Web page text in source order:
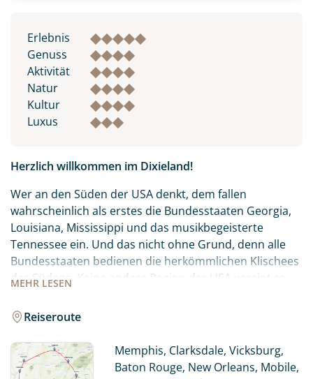
Erlebnis
Genuss
Aktivität
Natur
Kultur
Luxus
MEHR LESEN
Herzlich willkommen im Dixieland!
Wer an den Süden der USA denkt, dem fallen
wahrscheinlich als erstes die Bundesstaaten Georgia,
Louisiana, Mississippi und das musikbegeisterte
Tennessee ein. Und das nicht ohne Grund, denn alle
Bundesstaaten bedienen die herkömmlichen Klischees
des Südens. Keine andere Region der USA vereint so
Lebensfreude wie die Südstaaten. Hier finden Sie eine
Mischung aus Dixieland-Musik, legendären
Schaufelraddampfern und stattlichen
Herrschaftshäusern, wie man sie aus „Fackeln im
Reiseroute
Memphis, Clarksdale, Vicksburg,
Baton Rouge, New Orleans, Mobile,